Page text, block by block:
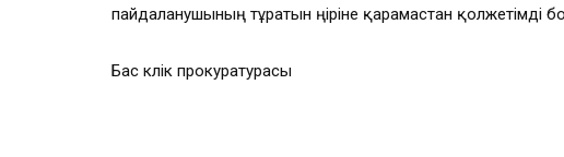
пайдаланушының тұратын өңіріне қарамастан қолжетімді
Бас көлік прокуратурасы